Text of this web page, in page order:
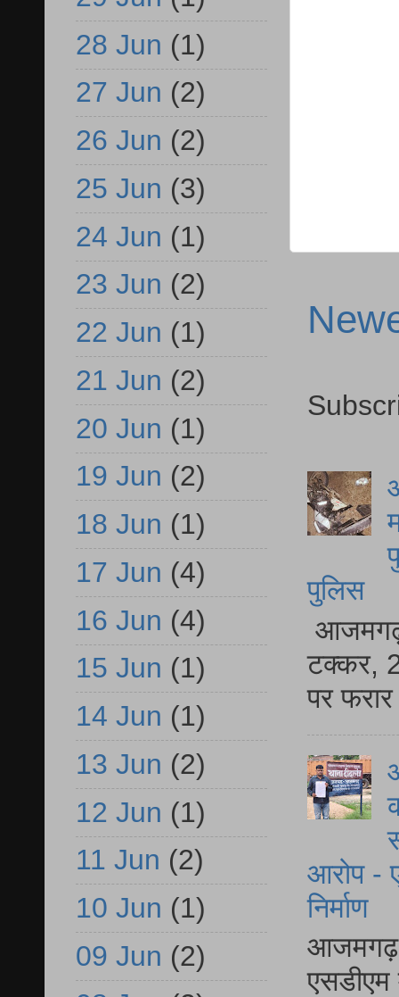
पुलिस
आजमगढ़
टक्कर,
पर
आरोप -
निर्माण
आजमगढ़
एसडीएम
28 Jun (1)
27 Jun (2)
26 Jun (2)
25 Jun (3)
24 Jun (1)
23 Jun (2)
22 Jun (1)
21 Jun (2)
20 Jun (1)
19 Jun (2)
18 Jun (1)
17 Jun (4)
16 Jun (4)
15 Jun (1)
14 Jun (1)
13 Jun (2)
12 Jun (1)
11 Jun (2)
10 Jun (1)
09 Jun (2)